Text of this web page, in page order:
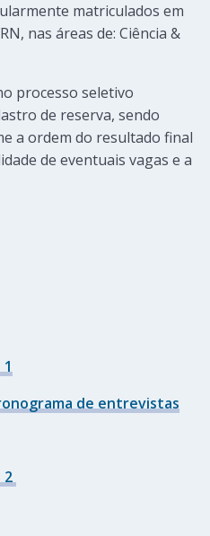
matriculados em
nas áreas de: Ciência &
processo seletivo
de reserva, sendo
a ordem do resultado final
de eventuais vagas e a
de entrevistas
2